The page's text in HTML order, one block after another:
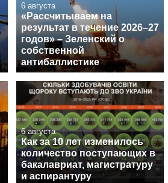
6 августа
«Рассчитываем на
результат в течение 2026–27
годов» – Зеленский о
собственной
антибаллистике
6 августа
Как за 10 лет изменилось
количество поступающих в
бакалавриат, магистратуру
и аспирантуру